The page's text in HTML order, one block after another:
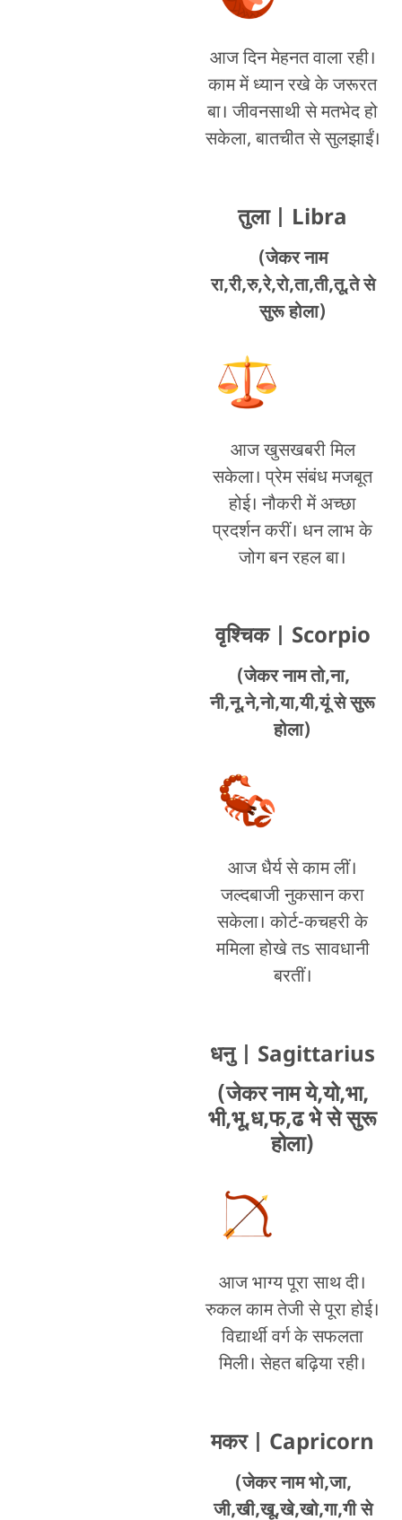
आज दिन मेहनत वाला रही।
काम में ध्यान रखे के जरूरत
बा। जीवनसाथी से मतभेद हो
सकेला, बातचीत से सुलझाईं।
तुला | Libra
(जेकर नाम
रा,री,रु,रे,रो,ता,ती,तू,ते से
सुरू होला)
आज खुसखबरी मिल
सकेला। प्रेम संबंध मजबूत
होई। नौकरी में अच्छा
प्रदर्शन करीं। धन लाभ के
जोग बन रहल बा।
वृश्चिक | Scorpio
(जेकर नाम तो,ना,
नी,नू,ने,नो,या,यी,यूं से सुरू
होला)
आज धैर्य से काम लीं।
जल्दबाजी नुकसान करा
सकेला। कोर्ट-कचहरी के
ममिला होखे तs सावधानी
बरतीं।
धनु
| Sagittarius
(जेकर नाम ये,यो,भा,
भी,भू,ध,फ,ढ भे से सुरू
होला)
आज भाग्य पूरा साथ दी।
रुकल काम तेजी से पूरा होई।
विद्यार्थी वर्ग के सफलता
मिली। सेहत बढ़िया रही।
मकर | Capricorn
(जेकर नाम भो,जा,
जी,खी,खू,खे,खो,गा,गी से